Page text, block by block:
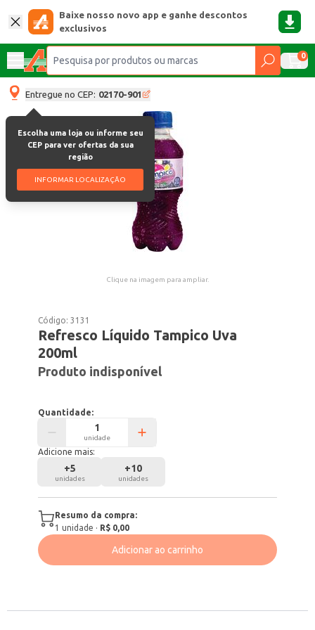
Baixe nosso novo app e ganhe descontos
exclusivos
0
Entregue no CEP: 02170-901
Escolha uma loja ou informe seu
CEP para ver ofertas da sua
região
INFORMAR LOCALIZAÇÃO
Clique na imagem para ampliar.
Código:3131
Refresco Líquido Tampico Uva
200ml
Produto indisponível
Quantidade:
unidade
Adicione mais:
+5
unidades
+10
unidades
Resumo da compra:
1 unidade · R$ 0,00
Adicionar ao carrinho